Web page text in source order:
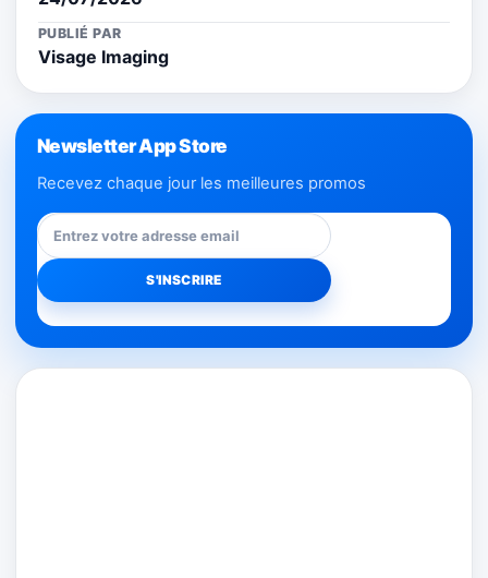
PUBLIÉ PAR
Visage Imaging
Newsletter App Store
Recevez chaque jour les meilleures promos